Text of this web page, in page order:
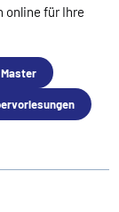
online für Ihre